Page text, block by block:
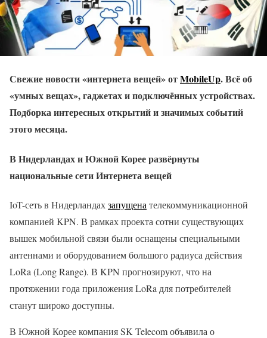
Свежие новости «интернета вещей» отMobileUp. Всё об
«умных вещах», гаджетах и подключённых устройствах.
Подборка интересных открытий и значимых событий
этого месяца.
В Нидерландах и Южной Корее развёрнуты
национальные сети Интернета вещей
IoT-сеть в Нидерландахзапущена телекоммуникационной
компанией KPN. В рамках проекта сотни существующих
вышек мобильной связи были оснащены специальными
антеннами и оборудованием большого радиуса действия
LoRa (Long Range). В KPN прогнозируют, что на
протяжении года приложения LoRa для потребителей
станут широко доступны.
В Южной Корее компания SK Telecom объявила о